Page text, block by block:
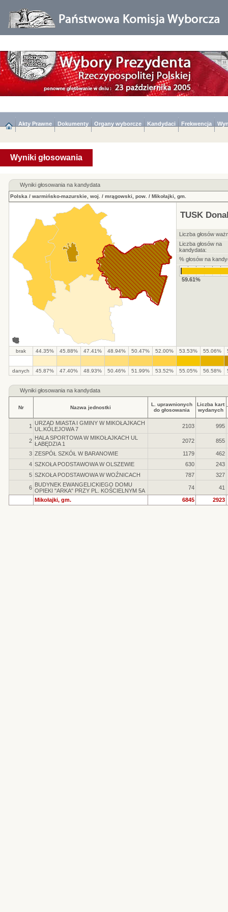
Akty Prawne Dokumenty Organy wyborcze Kandydaci Frekwencja
Wyniki głosowania
Wyniki głosowania na kandydata
Polska / warmińsko-mazurskie, woj. / mrągowski, pow. / Mikołajki, gm.
TUSK
Liczba głosów
Liczba głosów na
kandydata:
% głosów na
59.61%
brak 44.35% 45.88% 47.41% 48.94% 50.47% 52.00% 53.53% 55.06%
danych 45.87% 47.40% 48.93% 50.46% 51.99% 53.52% 55.05% 56.58%
Wyniki głosowania na kandydata
Nr Nazwa jednostki
L. uprawnionych
do głosowania
Liczba kart
wydanych
1 URZĄD MIASTA I GMINY W MIKOŁAJKACH
UL.KOLEJOWA 7
2103 995
2 HALA SPORTOWA W MIKOŁAJKACH UL
ŁABĘDZIA 1
2072 855
3 ZESPÓŁ SZKÓŁ W BARANOWIE 1179
462
4 SZKOŁA PODSTAWOWA W OLSZEWIE 630
243
5 SZKOŁA PODSTAWOWA W WOŹNICACH 787 327
6 BUDYNEK EWANGELICKIEGO DOMU
OPIEKI "ARKA" PRZY PL. KOŚCIELNYM 5A
74
41
Mikołajki, gm.
6845 2923